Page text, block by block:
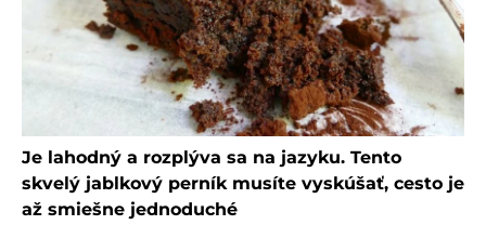
Je lahodný a rozplýva sa na jazyku. Tento
skvelý jablkový perník musíte vyskúšať, cesto je
až smiešne jednoduché